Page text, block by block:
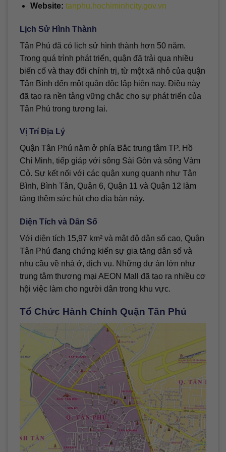
Website: tanphu.hochiminhcity.gov.vn
Lịch Sử Hình Thành
Tân Phú đã có lịch sử hình thành hơn 50 năm.
Trong quá trình phát triển, quận đã trải qua nhiều
biến cố và thay đổi chính trị, từ một xã nhỏ của quận
Tân Bình đến một quận độc lập hiện nay. Điều này
đã tạo ra nền tảng vững chắc cho sự phát triển của
Tân Phú trong tương lai.
Vị Trí Địa Lý
Quận Tân Phú nằm ở phía Bắc trung tâm TP. Hồ
Chí Minh, tiếp giáp với sông Sài Gòn và sông Vàm
Cỏ. Sự kết nối với các quận xung quanh như Tân
Bình, Bình Tân, Quận 6, Quận 11 và Quận 12 làm
tăng thêm sức hút cho địa bàn này.
Diện Tích và Dân Số
Với diện tích 15,97 km² và mật độ dân số cao, Quận
Tân Phú đang chứng kiến sự gia tăng dân số và
nhu cầu về nhà ở, dịch vụ. Những dự án lớn như
trung tâm thương mại AEON Mall đã tạo ra nhiều cơ
hội việc làm cho người dân trong khu vực.
Tổ Chức Hành Chính Quận Tân Phú